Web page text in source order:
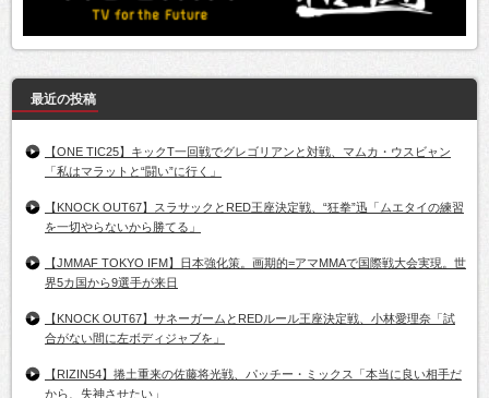
最近の投稿
【ONE TIC25】キックT一回戦でグレゴリアンと対戦、マムカ・ウスビャン
「私はマラットと“闘い”に行く」
【KNOCK OUT67】スラサックとRED王座決定戦、“狂拳”迅「ムエタイの練習
を一切やらないから勝てる」
【JMMAF TOKYO IFM】日本強化策。画期的=アマMMAで国際戦大会実現。世
界5カ国から9選手が来日
【KNOCK OUT67】サネーガームとREDルール王座決定戦、小林愛理奈「試
合がない間に左ボディジャブを」
【RIZIN54】捲土重来の佐藤将光戦、パッチー・ミックス「本当に良い相手だ
から、失神させたい」